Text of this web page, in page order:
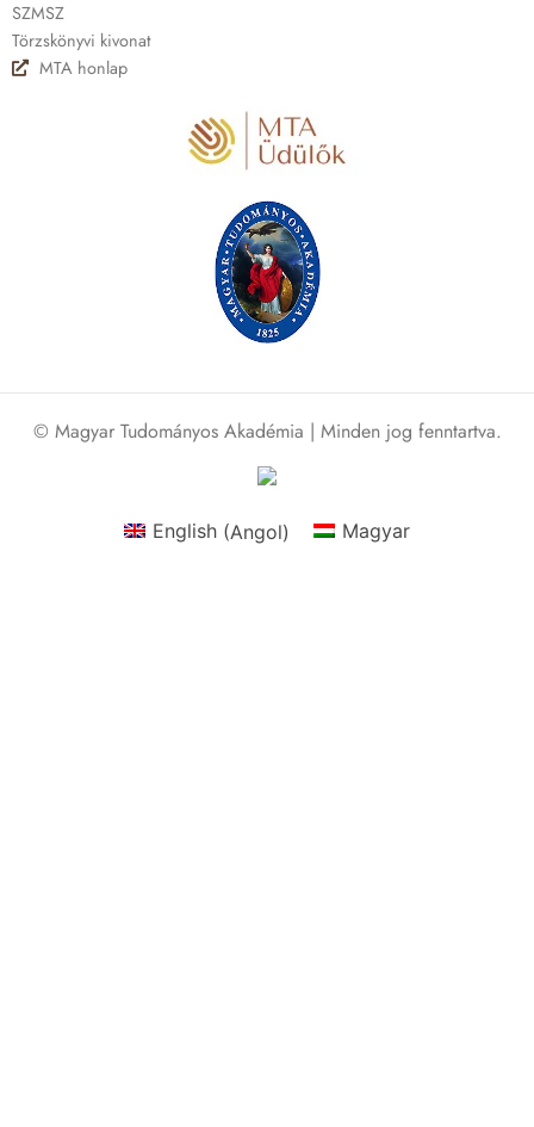
SZMSZ
Törzskönyvi kivonat
MTA honlap
© Magyar Tudományos Akadémia | Minden jog fenntartva.
English (Angol) Magyar